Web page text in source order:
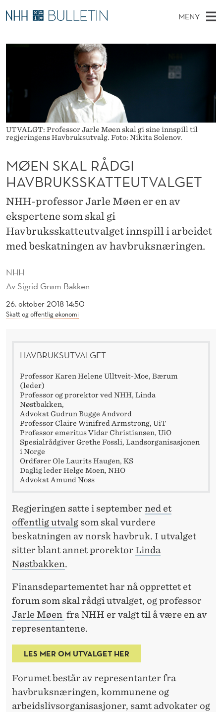
M
Ø
E
K
A
L
Å
D
G
H
A
V
B
R
MENY
O
D
M
E
N
Ø
T
E
D
T
Stipendiater og nye forskerprofiler
Ekspertutvalg
Om Bulletin
UTVALGT: Professor Jarle Møen skal gi sine innspill til
regjeringens Havbruksutvalg. Foto: Nikita Solenov.
NHH
AvSigrid Grøm Bakken
26. oktober 2018 14:50
Skatt og offentlig økonomi
MØEN SKAL RÅDGI
HAVBRUKSSKATTEUTVALGET
NHH-professor Jarle Møen er en av
ekspertene som skal gi
Havbruksskatteutvalget innspill i arbeidet
med beskatningen av havbruksnæringen.
HAVBRUKSUTVALGET
Professor Karen Helene Ulltveit-Moe, Bærum
(leder)
Professor og prorektor ved NHH, Linda
Nøstbakken,
Advokat Gudrun Bugge Andvord
Professor Claire Winifred Armstrong, UiT
Professor emeritus Vidar Christiansen, UiO
Spesialrådgiver Grethe Fossli, Landsorganisasjonen
i Norge
Ordfører Ole Laurits Haugen, KS
Daglig leder Helge Moen, NHO
Advokat Amund Noss
Regjeringen satte i september ned et
offentlig utvalg som skal vurdere
beskatningen av norsk havbruk. I utvalget
sitter blant annet prorektor Linda
Nøstbakken.
Finansdepartementet har nå opprettet et
forum som skal rådgi utvalget, og professor
Jarle Møen fra NHH er valgt til å være en av
representantene.
LES MER OM UTVALGET HER
Forumet består av representanter fra
havbruksnæringen, kommunene og
arbeidslivsorganisasjoner, samt advokater og